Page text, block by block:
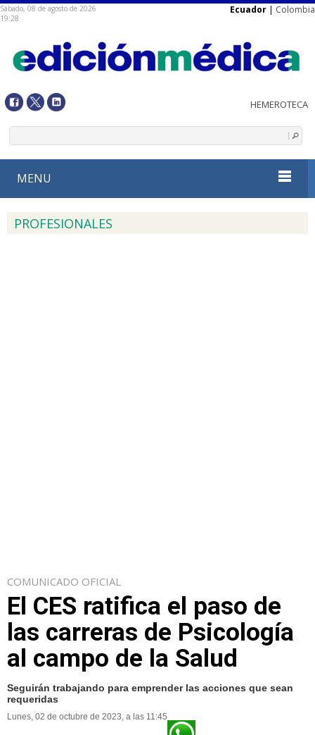
Sábado, 08 de agosto de 2026
19:28
Ecuador | Colombia
MENU
PROFESIONALES
COMUNICADO OFICIAL
El CES ratifica el paso de
las carreras de Psicología
al campo de la Salud
Seguirán trabajando para emprender las acciones que sean
requeridas
Lunes, 02 de octubre de 2023, a las 11:45